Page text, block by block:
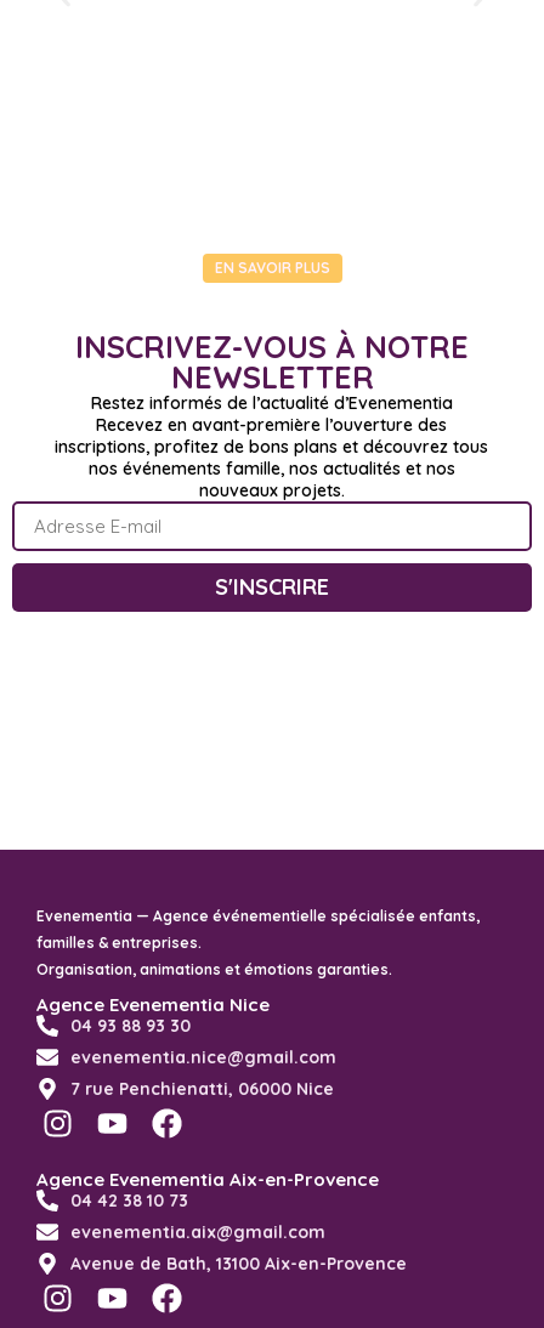
EN SAVOIR PLUS
INSCRIVEZ-VOUS À NOTRE
NEWSLETTER
Restez informés de l’actualité d’Evenementia
Recevez en avant-première l’ouverture des
inscriptions, profitez de bons plans et découvrez tous
nos événements famille, nos actualités et nos
nouveaux projets.
S'INSCRIRE
Evenementia — Agence événementielle spécialisée enfants,
familles & entreprises.
Organisation, animations et émotions garanties.
Agence Evenementia Nice
04 93 88 93 30
evenementia.nice@gmail.com
7 rue Penchienatti, 06000 Nice
Agence Evenementia Aix-en-Provence
04 42 38 10 73
evenementia.aix@gmail.com
Avenue de Bath, 13100 Aix-en-Provence